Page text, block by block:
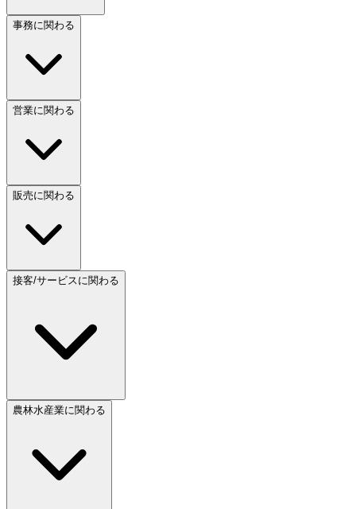
事務に関わる
営業に関わる
販売に関わる
接客/サービスに関わる
農林水産業に関わる